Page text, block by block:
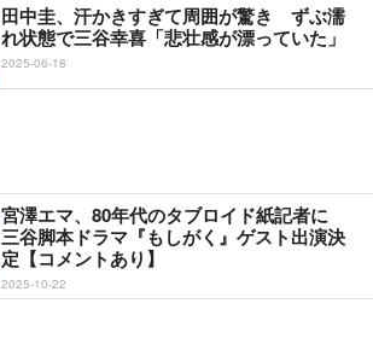
田中圭、汗かきすぎて周囲が驚き ずぶ濡
れ状態で三谷幸喜「悲壮感が漂っていた」
2025-06-18
宮澤エマ、80年代のタブロイド紙記者に
三谷脚本ドラマ『もしがく』ゲスト出演決
定【コメントあり】
2025-10-22